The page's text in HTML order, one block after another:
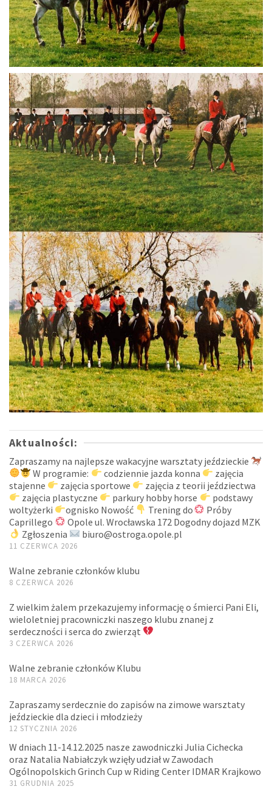
Aktualności:
Zapraszamy na najlepsze wakacyjne warsztaty jeździeckie
W programie:
codziennie jazda konna
zajęcia
stajenne
zajęcia sportowe
zajęcia z teorii jeździectwa
zajęcia plastyczne
parkury hobby horse
podstawy
woltyżerki
ognisko Nowość Trening do
Próby
Caprillego
Opole ul. Wrocławska 172 Dogodny dojazd MZK
Zgłoszenia
biuro@ostroga.opole.pl
11 CZERWCA 2026
Walne zebranie członków klubu
8 CZERWCA 2026
Z wielkim żalem przekazujemy informację o śmierci Pani Eli,
wieloletniej pracowniczki naszego klubu znanej z
serdeczności i serca do zwierząt
3 CZERWCA 2026
Walne zebranie członków Klubu
18 MARCA 2026
Zapraszamy serdecznie do zapisów na zimowe warsztaty
jeździeckie dla dzieci i młodzieży
12 STYCZNIA 2026
W dniach 11-14.12.2025 nasze zawodniczki Julia Cichecka
oraz Natalia Nabiałczyk wzięły udział w Zawodach
Ogólnopolskich Grinch Cup w Riding Center IDMAR Krajkowo
31 GRUDNIA 2025